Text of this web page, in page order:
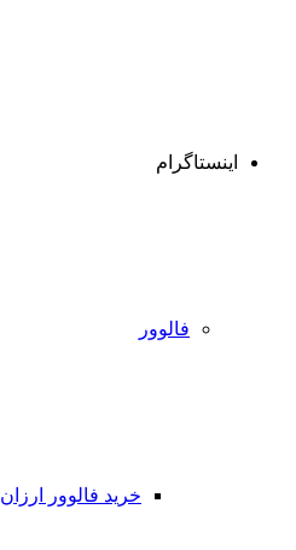
اینستاگرام
فالوور
خرید فالوور ارزان